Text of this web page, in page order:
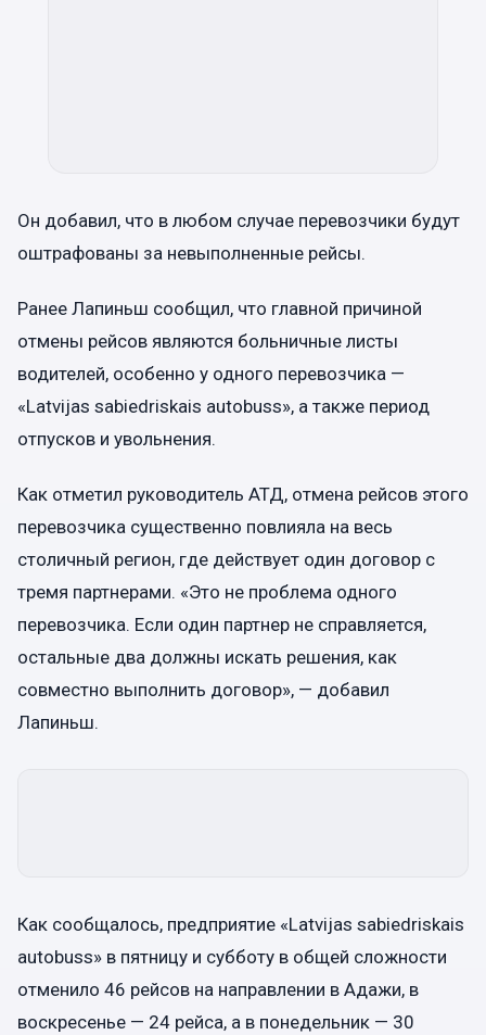
Он добавил, что в любом случае перевозчики будут
оштрафованы за невыполненные рейсы.
Ранее Лапиньш сообщил, что главной причиной
отмены рейсов являются больничные листы
водителей, особенно у одного перевозчика —
«Latvijas sabiedriskais autobuss», а также период
отпусков и увольнения.
Как отметил руководитель АТД, отмена рейсов этого
перевозчика существенно повлияла на весь
столичный регион, где действует один договор с
тремя партнерами. «Это не проблема одного
перевозчика. Если один партнер не справляется,
остальные два должны искать решения, как
совместно выполнить договор», — добавил
Лапиньш.
Как сообщалось, предприятие «Latvijas sabiedriskais
autobuss» в пятницу и субботу в общей сложности
отменило 46 рейсов на направлении в Адажи, в
воскресенье — 24 рейса, а в понедельник — 30